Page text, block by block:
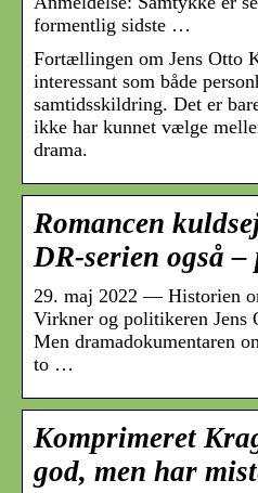
formentlig sidste …
Fortællingen om Jens Otto
interessant som både
samtidsskildring. Det er
ikke har kunnet vælge
drama.
Romancen
DR-serien også
29. maj 2022 — Historien
Virkner og politikeren Jens
Men dramadokumentaren
to …
Komprimeret
god, men har